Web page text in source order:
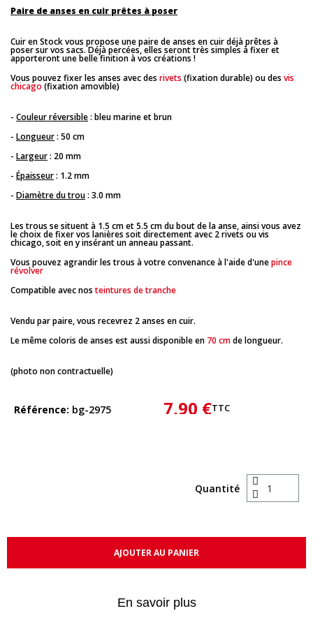
Paire de anses en cuir prêtes à poser
Cuir en Stock vous propose une paire de anses en cuir déjà prêtes à
poser sur vos sacs. Déjà percées, elles seront très simples à fixer et
apporteront une belle finition à vos créations !
Vous pouvez fixer les anses avec des rivets (fixation durable) ou des vis
chicago (fixation amovible)
- Couleur réversible: bleu marine et brun
- Longueur: 50 cm
- Largeur: 20 mm
- Épaisseur: 1.2 mm
- Diamètre du trou: 3.0 mm
Les trous se situent à 1.5 cm et 5.5 cm du bout de la anse, ainsi vous avez
le choix de fixer vos lanières soit directement avec 2 rivets ou vis
chicago, soit en y insérant un anneau passant.
Vous pouvez agrandir les trous à votre convenance à l'aide d'unepince
révolver
Compatible avec nosteintures de tranche
Vendu par paire, vous recevrez 2 anses en cuir.
Le même coloris de anses est aussi disponible en 70 cmde longueur.
(photo non contractuelle)
Référence bg-2975 7,90 €TTC
Quantité
AJOUTER AU PANIER
En savoir plus